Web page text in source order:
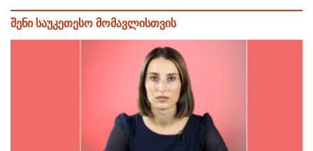
შენი საუკეთესო მომავლისთვის